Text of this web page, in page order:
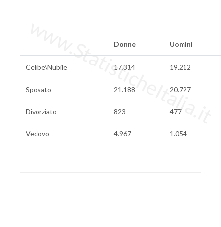
Donne Uomini
Celibe\Nubile 17.314 19.212
Sposato 21.188 20.727
Divorziato 823 477
Vedovo 4.967 1.054
www.StatisticheItalia.it